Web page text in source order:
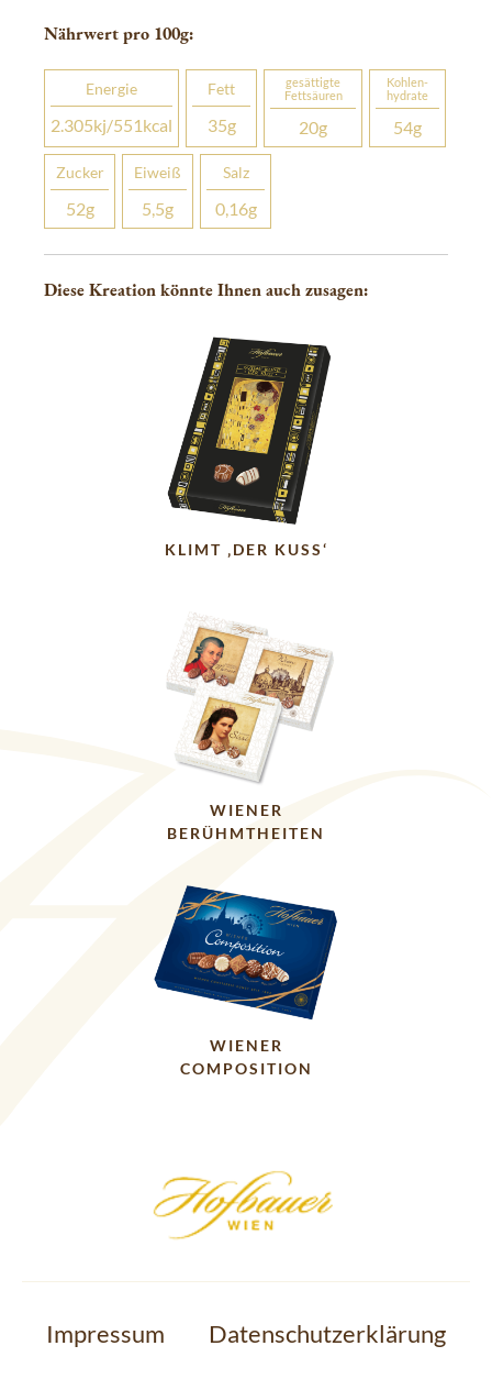
Nährwert pro 100g:
Energie
2.305kj/551kcal
Fett
35g
gesättigte
Fettsäuren
20g
Kohlen­­
hydrate
54g
Zucker
52g
Eiweiß
5,5g
Salz
0,16g
Diese Kreation könnte Ihnen auch zusagen:
KLIMT ‚DER KUSS‘
WIENER
BERÜHMTHEITEN
WIENER
COMPOSITION
Impressum Datenschutzerklärung